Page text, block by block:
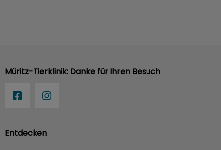
Entdecken
Müritz-Tierklinik: Danke für Ihren Besuch